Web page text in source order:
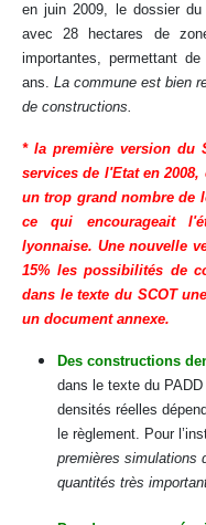
en juin 2009, le dossier
avec 28 hectares de
importantes, permettant
ans. La commune est bien
de constructions.
* la première version du
services de l'Etat en
un trop grand nombre de
ce qui encourageait
lyonnaise. Une nouvelle
15% les possibilités de
dans le texte du SCOT
un document annexe.
Des constructions
dans le texte du
densités réelles
le règlement. Pour
premières simulations
quantités très